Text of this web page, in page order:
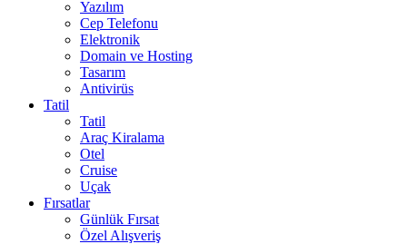
Yazılım
Cep Telefonu
Elektronik
Domain ve Hosting
Tasarım
Antivirüs
Tatil
Tatil
Araç Kiralama
Otel
Cruise
Uçak
Fırsatlar
Günlük Fırsat
Özel Alışveriş